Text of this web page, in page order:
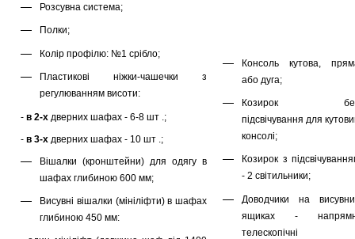
Розсувна система;
Полки;
Колір профілю: №1 срібло;
Пластикові ніжки-чашечки з
регулюванням висоти:
- в 2-х дверних шафах - 6-8 шт .;
- в 3-х дверних шафах - 10 шт .;
Вішалки (кронштейни) для одягу в
шафах глибиною 600 мм;
Висувні вішалки (мініліфти) в шафах
глибиною 450 мм:
Консоль кутова,
або дуга;
Козирок
підсвічування для
консолі;
Козирок з
- 2 світильники;
Доводчики на
ящиках -
телескопічні